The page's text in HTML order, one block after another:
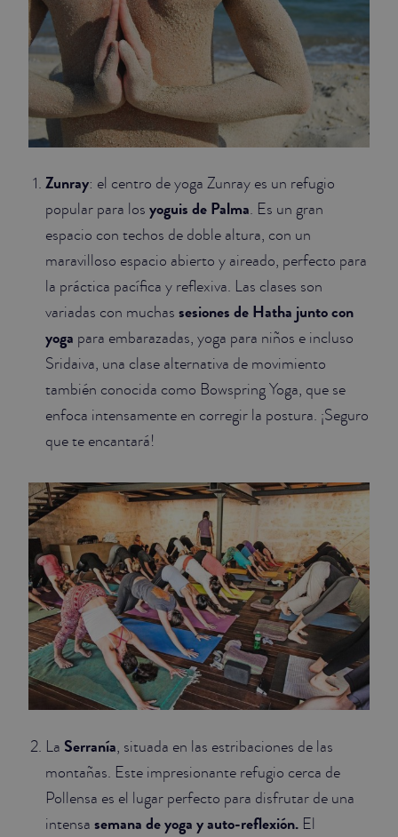
Zunray: el centro de yoga Zunray es un refugio
popular para losyoguis de Palma. Es un gran
espacio con techos de doble altura, con un
maravilloso espacio abierto y aireado, perfecto para
la práctica pacífica y reflexiva. Las clases son
variadas con muchassesiones de Hatha junto con
yoga para embarazadas, yoga para niños e incluso
Sridaiva, una clase alternativa de movimiento
también conocida como Bowspring Yoga, que se
enfoca intensamente en corregir la postura. ¡Seguro
que te encantará!
La Serranía, situada en las estribaciones de las
montañas. Este impresionante refugio cerca de
Pollensa es el lugar perfecto para disfrutar de una
intensasemana de yoga y auto-reflexión. El